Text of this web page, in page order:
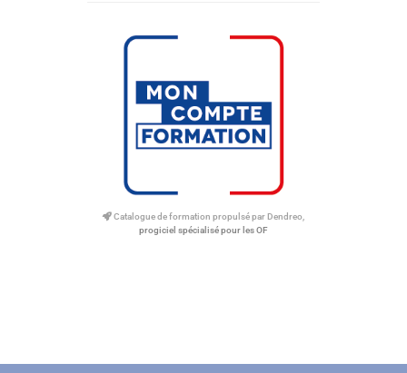
Catalogue de formation propulsé par Dendreo,
progiciel spécialisé pour les OF